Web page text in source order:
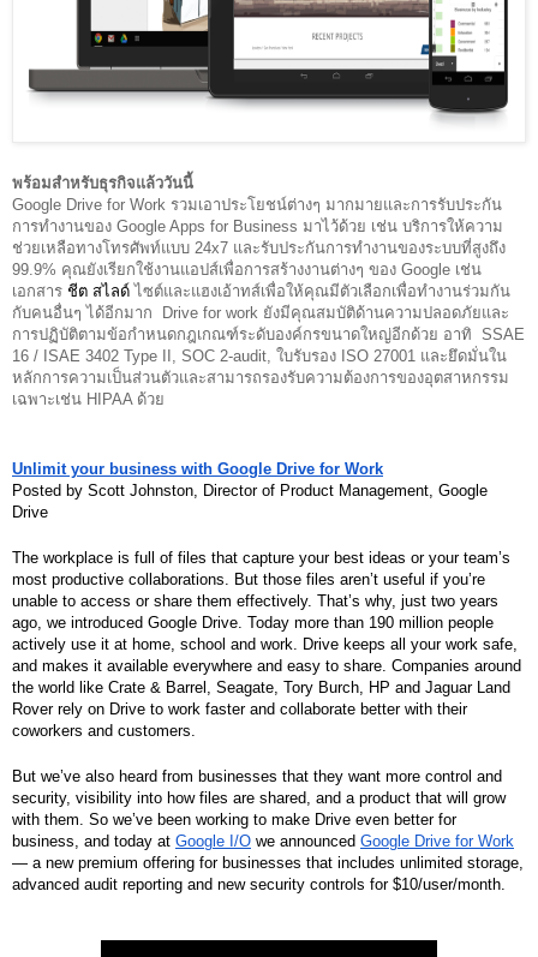
พร้อมสำหรับธุรกิจแล้ววันนี้
Google Drive for Work รวมเอาประโยชน์ต่างๆ มากมายและการรับประกัน
การทำงานของ Google Apps for Business มาไว้ด้วย เช่น บริการให้ความ
ช่วยเหลือทางโทรศัพท์แบบ 24x7 และรับประกันการทำงานของระบบที่สูงถึง
99.9% คุณยังเรียกใช้งานแอปส์เพื่อการสร้างงานต่างๆ ของ Google เช่น
เอกสาร ชีต สไลด์ ไซต์และแฮงเอ้าทส์เพื่อให้คุณมีตัวเลือกเพื่อทำงานร่วมกัน
กับคนอื่นๆ ได้อีกมาก  Drive for work ยังมีคุณสมบัติด้านความปลอดภัยและ
การปฏิบัติตามข้อกำหนดกฎเกณฑ์ระดับองค์กรขนาดใหญ่อีกด้วย อาทิ  SSAE
16 / ISAE 3402 Type II, SOC 2-audit, ใบรับรอง ISO 27001 และยึดมั่นใน
หลักการความเป็นส่วนตัวและสามารถรองรับความต้องการของอุตสาหกรรม
เฉพาะเช่น HIPAA ด้วย
Unlimit your business with Google Drive for Work
Posted by Scott Johnston, Director of Product Management, Google
Drive
The workplace is full of files that capture your best ideas or your team’s
most productive collaborations. But those files aren’t useful if you’re
unable to access or share them effectively. That’s why, just two years
ago, we introduced Google Drive. Today more than 190 million people
actively use it at home, school and work. Drive keeps all your work safe,
and makes it available everywhere and easy to share. Companies around
the world like Crate & Barrel, Seagate, Tory Burch, HP and Jaguar Land
Rover rely on Drive to work faster and collaborate better with their
coworkers and customers.
But we’ve also heard from businesses that they want more control and
security, visibility into how files are shared, and a product that will grow
with them. So we’ve been working to make Drive even better for
business, and today at Google I/O we announced Google Drive for Work
— a new premium offering for businesses that includes unlimited storage,
advanced audit reporting and new security controls for $10/user/month.